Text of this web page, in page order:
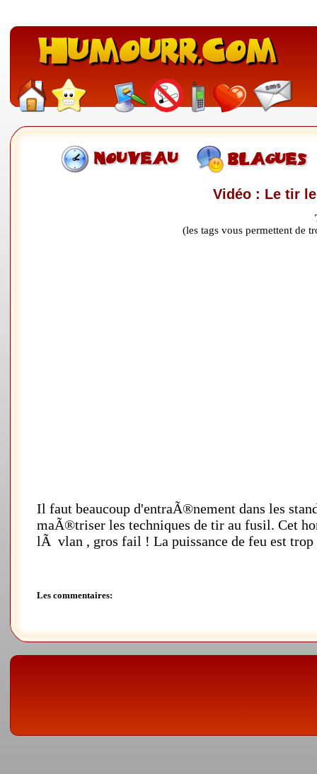
Vidéo : Le tir
(les tags vous permettent de
Il faut beaucoup d'entraÃ®nement dans les
maÃ®triser les techniques de tir au fusil. Cet
lÃ vlan , gros fail ! La puissance de feu est
Les commentaires: